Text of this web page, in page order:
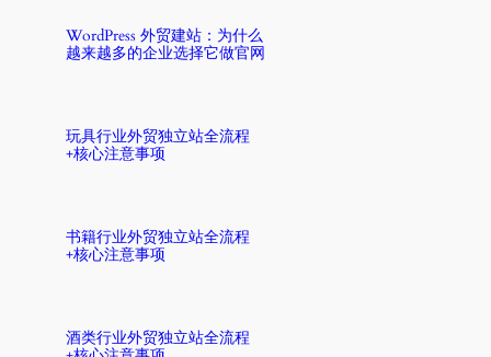
WordPress 外贸建站：为什么
越来越多的企业选择它做官网
玩具行业外贸独立站全流程
+核心注意事项
书籍行业外贸独立站全流程
+核心注意事项
酒类行业外贸独立站全流程